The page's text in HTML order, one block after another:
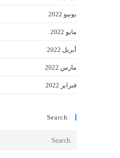
يونيو 2022
مايو 2022
أبريل 2022
مارس 2022
فبراير 2022
Search